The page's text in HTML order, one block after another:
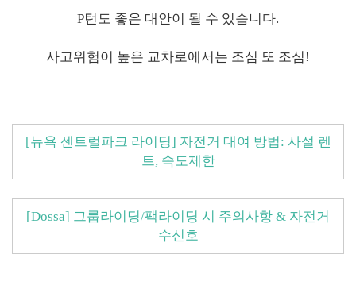
P턴도 좋은 대안이 될 수 있습니다.
사고위험이 높은 교차로에서는 조심 또 조심!
[뉴욕 센트럴파크 라이딩] 자전거 대여 방법: 사설 렌
트, 속도제한
[Dossa] 그룹라이딩/팩라이딩 시 주의사항 & 자전거
수신호